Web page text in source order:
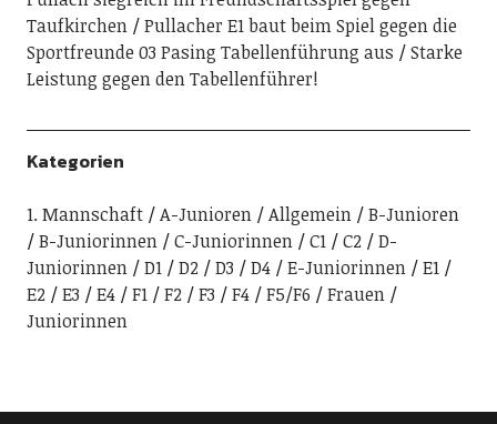
Taufkirchen
Pullacher E1 baut beim Spiel gegen die
Sportfreunde 03 Pasing Tabellenführung aus
Starke
Leistung gegen den Tabellenführer!
Kategorien
1. Mannschaft A-Junioren Allgemein
B-Junioren
B-Juniorinnen
C-Juniorinnen C1 C2
D-
Juniorinnen
D1 D2 D3 D4 E-Juniorinnen
E1
E2
E3 E4 F1 F2 F3 F4 F5/F6
Frauen
Juniorinnen